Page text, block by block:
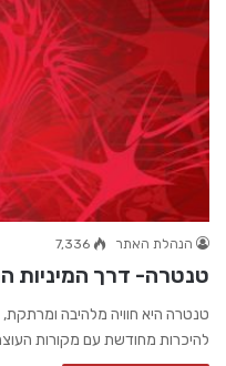
הנהלת האתר 7,336
טנטרה- דרך המיניות
טנטרה היא חוויה מלהיבה
להיכרות מחודשת עם מקורות